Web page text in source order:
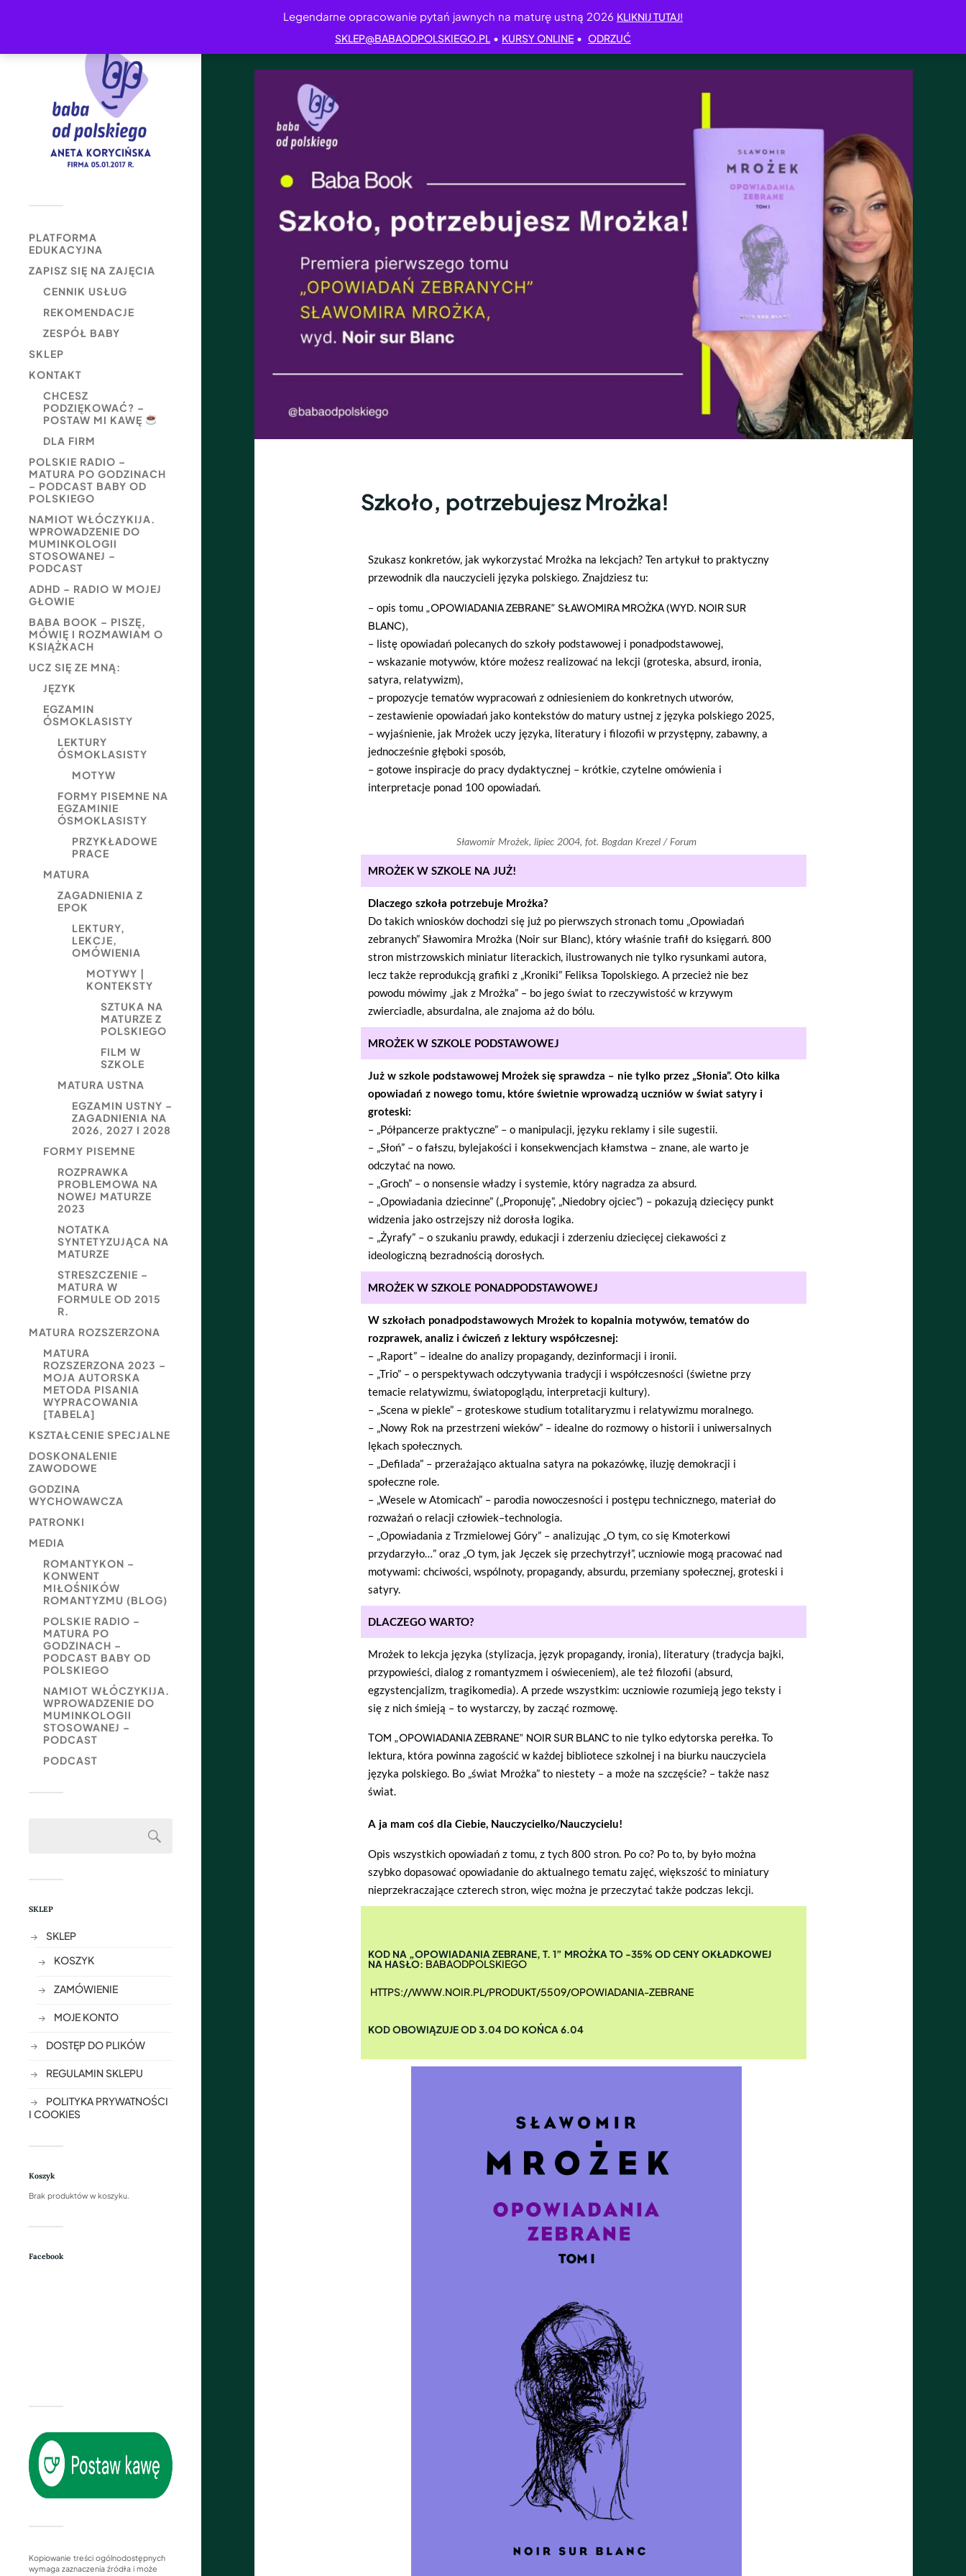
Legendarne opracowanie pytań jawnych na maturę ustną 2026 KLIKNIJ TUTAJ!
SKLEP@BABAODPOLSKIEGO.PL • KURSY ONLINE • ODRZUĆ
PLATFORMA
EDUKACYJNA
ZAPISZ SIĘ NA ZAJĘCIA
CENNIK USŁUG
REKOMENDACJE
ZESPÓŁ BABY
SKLEP
KONTAKT
CHCESZ
PODZIĘKOWAĆ? –
POSTAW MI KAWĘ
DLA FIRM
POLSKIE RADIO –
MATURA PO GODZINACH
– PODCAST BABY OD
POLSKIEGO
NAMIOT WŁÓCZYKIJA.
WPROWADZENIE DO
MUMINKOLOGII
STOSOWANEJ –
PODCAST
ADHD – RADIO W MOJEJ
GŁOWIE
BABA BOOK – PISZĘ,
MÓWIĘ I ROZMAWIAM O
KSIĄŻKACH
UCZ SIĘ ZE MNĄ:
JĘZYK
EGZAMIN
ÓSMOKLASISTY
LEKTURY
ÓSMOKLASISTY
MOTYW
FORMY PISEMNE NA
EGZAMINIE
ÓSMOKLASISTY
PRZYKŁADOWE
PRACE
MATURA
ZAGADNIENIA Z
EPOK
LEKTURY,
LEKCJE,
OMÓWIENIA
MOTYWY |
KONTEKSTY
SZTUKA NA
MATURZE Z
POLSKIEGO
FILM W
SZKOLE
MATURA USTNA
EGZAMIN USTNY –
ZAGADNIENIA NA
2026, 2027 I 2028
FORMY PISEMNE
ROZPRAWKA
PROBLEMOWA NA
NOWEJ MATURZE
2023
NOTATKA
SYNTETYZUJĄCA NA
MATURZE
STRESZCZENIE –
MATURA W
FORMULE OD 2015
R.
MATURA ROZSZERZONA
MATURA
ROZSZERZONA 2023 –
MOJA AUTORSKA
METODA PISANIA
WYPRACOWANIA
[TABELA]
KSZTAŁCENIE SPECJALNE
DOSKONALENIE
ZAWODOWE
GODZINA
WYCHOWAWCZA
PATRONKI
MEDIA
ROMANTYKON –
KONWENT
MIŁOŚNIKÓW
ROMANTYZMU (BLOG)
POLSKIE RADIO –
MATURA PO
GODZINACH –
PODCAST BABY OD
POLSKIEGO
NAMIOT WŁÓCZYKIJA.
WPROWADZENIE DO
MUMINKOLOGII
STOSOWANEJ –
PODCAST
PODCAST
SKLEP
SKLEP
KOSZYK
ZAMÓWIENIE
MOJE KONTO
DOSTĘP DO PLIKÓW
REGULAMIN SKLEPU
POLITYKA PRYWATNOŚCI
I COOKIES
Koszyk
Brak produktów w koszyku.
Facebook
Kopiowanie treści ogólnodostępnych
wymaga zaznaczenia źródła i może
Szkoło, potrzebujesz Mrożka!
Szukasz konkretów, jak wykorzystać Mrożka na lekcjach? Ten artykuł to praktyczny
przewodnik dla nauczycieli języka polskiego. Znajdziesz tu:
– opis tomu „OPOWIADANIA ZEBRANE” SŁAWOMIRA MROŻKA (WYD. NOIR SUR
BLANC),
– listę opowiadań polecanych do szkoły podstawowej i ponadpodstawowej,
– wskazanie motywów, które możesz realizować na lekcji (groteska, absurd, ironia,
satyra, relatywizm),
– propozycje tematów wypracowań z odniesieniem do konkretnych utworów,
– zestawienie opowiadań jako kontekstów do matury ustnej z języka polskiego 2025,
– wyjaśnienie, jak Mrożek uczy języka, literatury i filozofii w przystępny, zabawny, a
jednocześnie głęboki sposób,
– gotowe inspiracje do pracy dydaktycznej – krótkie, czytelne omówienia i
interpretacje ponad 100 opowiadań.
Sławomir Mrożek, lipiec 2004, fot. Bogdan Krezel / Forum
MROŻEK W SZKOLE NA JUŻ!
Dlaczego szkoła potrzebuje Mrożka?
Do takich wniosków dochodzi się już po pierwszych stronach tomu „Opowiadań
zebranych” Sławomira Mrożka (Noir sur Blanc), który właśnie trafił do księgarń. 800
stron mistrzowskich miniatur literackich, ilustrowanych nie tylko rysunkami autora,
lecz także reprodukcją grafiki z „Kroniki” Feliksa Topolskiego. A przecież nie bez
powodu mówimy „jak z Mrożka” – bo jego świat to rzeczywistość w krzywym
zwierciadle, absurdalna, ale znajoma aż do bólu.
MROŻEK W SZKOLE PODSTAWOWEJ
Już w szkole podstawowej Mrożek się sprawdza – nie tylko przez „Słonia”. Oto kilka
opowiadań z nowego tomu, które świetnie wprowadzą uczniów w świat satyry i
groteski:
– „Półpancerze praktyczne” – o manipulacji, języku reklamy i sile sugestii.
– „Słoń” – o fałszu, bylejakości i konsekwencjach kłamstwa – znane, ale warto je
odczytać na nowo.
– „Groch” – o nonsensie władzy i systemie, który nagradza za absurd.
– „Opowiadania dziecinne” („Proponuję”, „Niedobry ojciec”) – pokazują dziecięcy punkt
widzenia jako ostrzejszy niż dorosła logika.
– „Żyrafy” – o szukaniu prawdy, edukacji i zderzeniu dziecięcej ciekawości z
ideologiczną bezradnością dorosłych.
MROŻEK W SZKOLE PONADPODSTAWOWEJ
W szkołach ponadpodstawowych Mrożek to kopalnia motywów, tematów do
rozprawek, analiz i ćwiczeń z lektury współczesnej:
– „Raport” – idealne do analizy propagandy, dezinformacji i ironii.
– „Trio” – o perspektywach odczytywania tradycji i współczesności (świetne przy
temacie relatywizmu, światopoglądu, interpretacji kultury).
– „Scena w piekle” – groteskowe studium totalitaryzmu i relatywizmu moralnego.
– „Nowy Rok na przestrzeni wieków” – idealne do rozmowy o historii i uniwersalnych
lękach społecznych.
– „Defilada” – przerażająco aktualna satyra na pokazówkę, iluzję demokracji i
społeczne role.
– „Wesele w Atomicach” – parodia nowoczesności i postępu technicznego, materiał do
rozważań o relacji człowiek–technologia.
– „Opowiadania z Trzmielowej Góry” – analizując „O tym, co się Kmoterkowi
przydarzyło…” oraz „O tym, jak Jęczek się przechytrzył”, uczniowie mogą pracować nad
motywami: chciwości, wspólnoty, propagandy, absurdu, przemiany społecznej, groteski i
satyry.
DLACZEGO WARTO?
Mrożek to lekcja języka (stylizacja, język propagandy, ironia), literatury (tradycja bajki,
przypowieści, dialog z romantyzmem i oświeceniem), ale też filozofii (absurd,
egzystencjalizm, tragikomedia). A przede wszystkim: uczniowie rozumieją jego teksty i
się z nich śmieją – to wystarczy, by zacząć rozmowę.
TOM „OPOWIADANIA ZEBRANE” NOIR SUR BLANC to nie tylko edytorska perełka. To
lektura, która powinna zagościć w każdej bibliotece szkolnej i na biurku nauczyciela
języka polskiego. Bo „świat Mrożka” to niestety – a może na szczęście? – także nasz
świat.
A ja mam coś dla Ciebie, Nauczycielko/Nauczycielu!
Opis wszystkich opowiadań z tomu, z tych 800 stron. Po co? Po to, by było można
szybko dopasować opowiadanie do aktualnego tematu zajęć, większość to miniatury
nieprzekraczające czterech stron, więc można je przeczytać także podczas lekcji.
KOD NA „OPOWIADANIA ZEBRANE, T. 1” MROŻKA TO -35% OD CENY OKŁADKOWEJ
NA HASŁO: BABAODPOLSKIEGO
HTTPS://WWW.NOIR.PL/PRODUKT/5509/OPOWIADANIA-ZEBRANE
KOD OBOWIĄZUJE OD 3.04 DO KOŃCA 6.04